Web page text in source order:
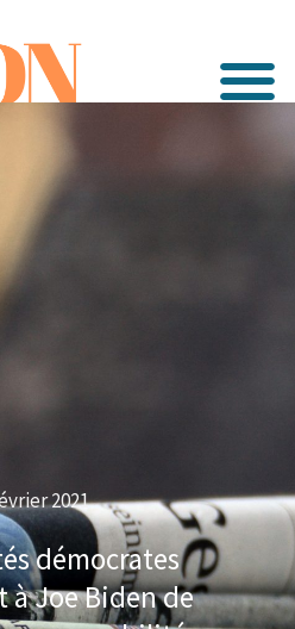
2021
démocrates
Joe Biden de